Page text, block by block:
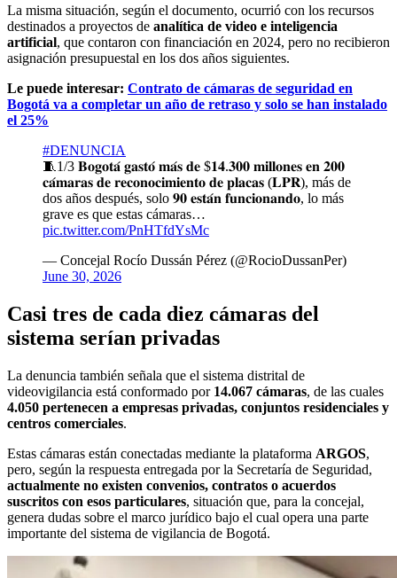
La misma situación, según el documento, ocurrió con los recursos
destinados a proyectos de analítica de video e inteligencia
artificial, que contaron con financiación en 2024, pero no recibieron
asignación presupuestal en los dos años siguientes.
Le puede interesar: Contrato de cámaras de seguridad en
Bogotá va a completar un año de retraso y solo se han instalado
el 25%
#DENUNCIA
🧵1/3 𝐁𝐨𝐠𝐨𝐭𝐚́ 𝐠𝐚𝐬𝐭𝐨́ 𝐦𝐚́𝐬 𝐝𝐞 $𝟏𝟒.𝟑𝟎𝟎 𝐦𝐢𝐥𝐥𝐨𝐧𝐞𝐬 𝐞𝐧 𝟐𝟎𝟎
𝐜𝐚́𝐦𝐚𝐫𝐚𝐬 𝐝𝐞 𝐫𝐞𝐜𝐨𝐧𝐨𝐜𝐢𝐦𝐢𝐞𝐧𝐭𝐨 𝐝𝐞 𝐩𝐥𝐚𝐜𝐚𝐬 (𝐋𝐏𝐑), más de
dos años después, solo 𝟗𝟎 𝐞𝐬𝐭𝐚́𝐧 𝐟𝐮𝐧𝐜𝐢𝐨𝐧𝐚𝐧𝐝𝐨, lo más
grave es que estas cámaras…
pic.twitter.com/PnHTfdYsMc
— Concejal Rocío Dussán Pérez (@RocioDussanPer)
June 30, 2026
Casi tres de cada diez cámaras del
sistema serían privadas
La denuncia también señala que el sistema distrital de
videovigilancia está conformado por 14.067 cámaras, de las cuales
4.050 pertenecen a empresas privadas, conjuntos residenciales y
centros comerciales.
Estas cámaras están conectadas mediante la plataforma ARGOS,
pero, según la respuesta entregada por la Secretaría de Seguridad,
actualmente no existen convenios, contratos o acuerdos
suscritos con esos particulares, situación que, para la concejal,
genera dudas sobre el marco jurídico bajo el cual opera una parte
importante del sistema de vigilancia de Bogotá.